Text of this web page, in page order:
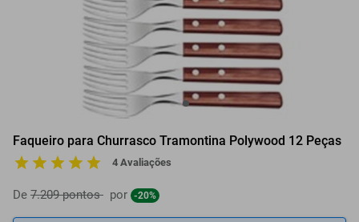
Faqueiro para Churrasco Tramontina Polywood 12 Peças
4 Avaliações
De 7.209 pontos por -20%